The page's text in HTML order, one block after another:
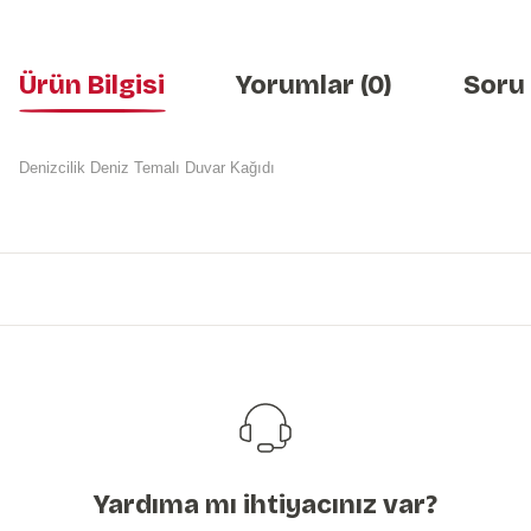
Ürün Bilgisi Yorumlar (0) Soru
Denizcilik Deniz Temalı Duvar Kağıdı
Bu ürüne benzer farklı alternatifler olmalı.
Yardıma mı ihtiyacınız var?